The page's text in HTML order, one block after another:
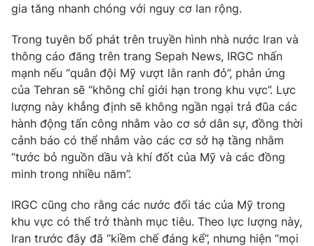
Tư vấn
Chuyên mục khác
Emagazine Podcast
Photo Infographic
Video Shorts video
VTV Money
VTV Sức khoẻ Bất động sản
gia tăng nhanh chóng với nguy cơ lan rộng.
Trong tuyên bố phát trên truyền hình nhà nước Iran và
thông cáo đăng trên trang Sepah News, IRGC nhấn
mạnh nếu “quân đội Mỹ vượt lằn ranh đỏ”, phản ứng
của Tehran sẽ “không chỉ giới hạn trong khu vực”. Lực
lượng này khẳng định sẽ không ngần ngại trả đũa các
hành động tấn công nhằm vào cơ sở dân sự, đồng thời
cảnh báo có thể nhắm vào các cơ sở hạ tầng nhằm
“tước bỏ nguồn dầu và khí đốt của Mỹ và các đồng
minh trong nhiều năm”.
IRGC cũng cho rằng các nước đối tác của Mỹ trong
khu vực có thể trở thành mục tiêu. Theo lực lượng này,
Iran trước đây đã “kiềm chế đáng kể”, nhưng hiện “mọi